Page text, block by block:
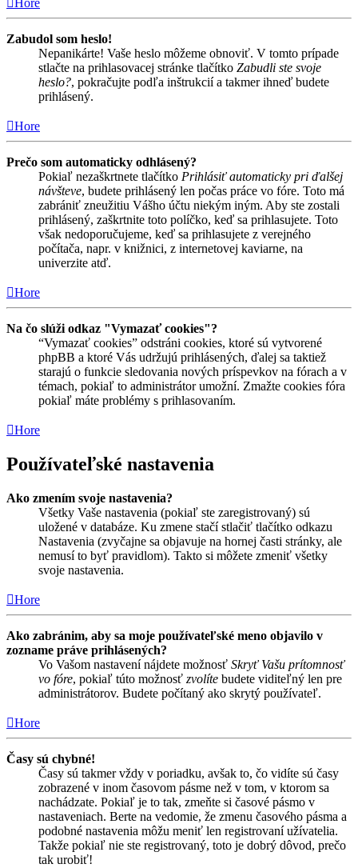
Zabudol som heslo!
Nepanikárte! Vaše heslo môžeme obnoviť. V tomto prípade
stlačte na prihlasovacej stránke tlačítko Zabudli ste svoje
heslo?, pokračujte podľa inštrukcií a takmer ihneď budete
prihlásený.
Hore
Prečo som automaticky odhlásený?
Pokiaľ nezaškrtnete tlačítko Prihlásiť automaticky pri ďalšej
návšteve, budete prihlásený len počas práce vo fóre. Toto má
zabrániť zneužitiu Vášho účtu niekým iným. Aby ste zostali
prihlásený, zaškrtnite toto políčko, keď sa prihlasujete. Toto
však nedoporučujeme, keď sa prihlasujete z verejného
počítača, napr. v knižnici, z internetovej kaviarne, na
univerzite atď.
Hore
Na čo slúži odkaz "Vymazať cookies"?
“Vymazať cookies” odstráni cookies, ktoré sú vytvorené
phpBB a ktoré Vás udržujú prihlásených, ďalej sa taktiež
starajú o funkcie sledovania nových príspevkov na fórach a v
témach, pokiaľ to administrátor umožní. Zmažte cookies fóra
pokiaľ máte problémy s prihlasovaním.
Hore
Používateľské nastavenia
Ako zmením svoje nastavenia?
Všetky Vaše nastavenia (pokiaľ ste zaregistrovaný) sú
uložené v databáze. Ku zmene stačí stlačiť tlačítko odkazu
Nastavenia (zvyčajne sa objavuje na hornej časti stránky, ale
nemusí to byť pravidlom). Takto si môžete zmeniť všetky
svoje nastavenia.
Hore
Ako zabránim, aby sa moje používateľské meno objavilo v
zozname práve prihlásených?
Vo Vašom nastavení nájdete možnosť Skryť Vašu prítomnosť
vo fóre, pokiaľ túto možnosť zvolíte budete viditeľný len pre
administrátorov. Budete počítaný ako skrytý používateľ.
Hore
Časy sú chybné!
Časy sú takmer vždy v poriadku, avšak to, čo vidíte sú časy
zobrazené v inom časovom pásme než v tom, v ktorom sa
nachádzate. Pokiaľ je to tak, zmeňte si časové pásmo v
nastaveniach. Berte na vedomie, že zmenu časového pásma a
podobné nastavenia môžu meniť len registrovaní užívatelia.
Takže pokiaľ nie ste registrovaný, toto je dobrý dôvod, prečo
tak urobiť!